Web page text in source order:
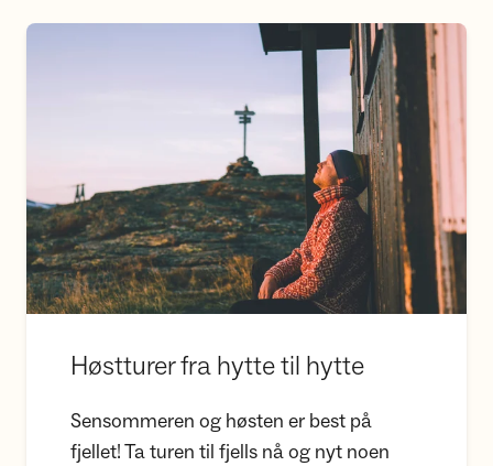
Høstturer fra hytte til hytte
Høstturer fra hytte til hytte
Sensommeren og høsten er best på
fjellet! Ta turen til fjells nå og nyt noen